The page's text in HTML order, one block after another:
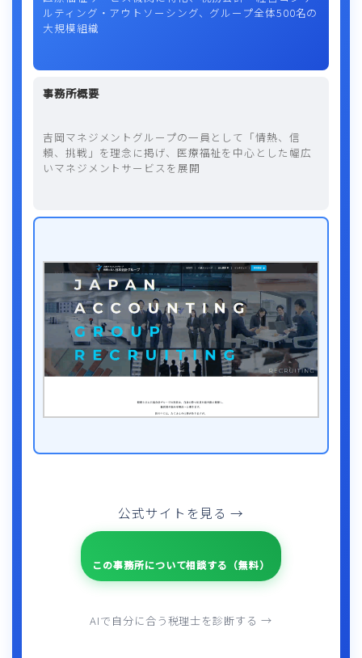
ルティング・アウトソーシング、グループ全体500名の
大規模組織
事務所概要
吉岡マネジメントグループの一員として「情熱、信
頼、挑戦」を理念に掲げ、医療福祉を中心とした幅広
いマネジメントサービスを展開
公式サイトを見る →
この事務所について相談する（無料）
AIで自分に合う税理士を診断する →